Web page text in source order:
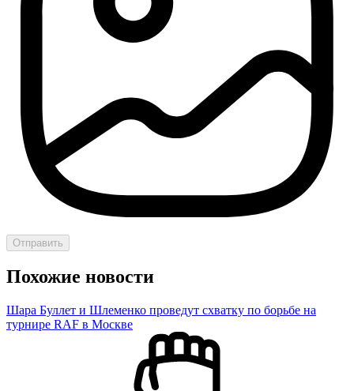
Отправить
Похожие новости
Шара Буллет и Шлеменко проведут схватку по борьбе на
турнире RAF в Москве